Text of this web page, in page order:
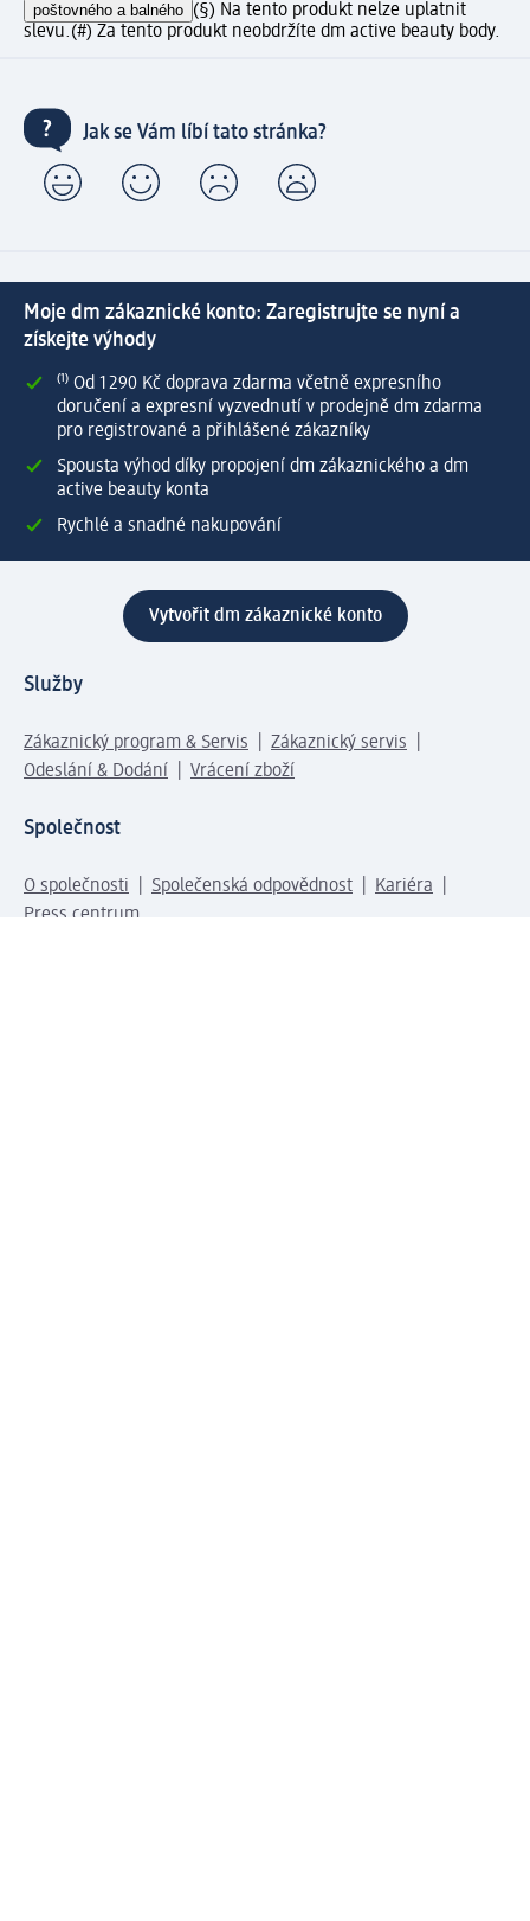
poštovného a balného (§) Na tento produkt nelze uplatnit
slevu.(#) Za tento produkt neobdržíte dm active beauty body.
Jak se Vám líbí tato stránka?
Moje dm zákaznické konto: Zaregistrujte se nyní a
získejte výhody
⁽¹⁾ Od 1 290 Kč doprava zdarma včetně expresního
doručení a expresní vyzvednutí v prodejně dm zdarma
pro registrované a přihlášené zákazníky
Spousta výhod díky propojení dm zákaznického a dm
active beauty konta
Rychlé a snadné nakupování
Vytvořit dm zákaznické konto
Služby
Zákaznický program & Servis
Zákaznický servis
Odeslání & Dodání
Vrácení zboží
Společnost
O společnosti Společenská odpovědnost
Kariéra
Press centrum